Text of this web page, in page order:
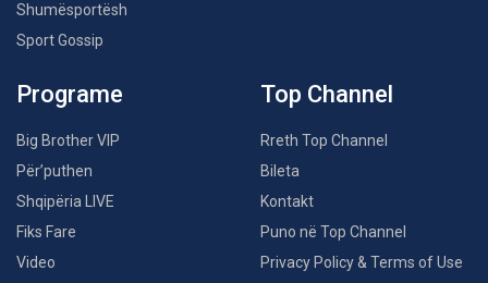
Shumësportësh
Sport Gossip
Programe
Big Brother VIP
Për’puthen
Shqipëria LIVE
Fiks Fare
Video
Top Channel
Rreth Top Channel
Bileta
Kontakt
Puno në Top Channel
Privacy Policy & Terms of Use